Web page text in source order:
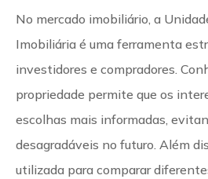
No mercado imobiliário, a
Imobiliária é uma ferramenta
investidores e compradores.
propriedade permite que os
escolhas mais informadas,
desagradáveis no futuro. Além
utilizada para comparar